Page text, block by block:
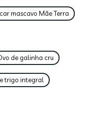
mascavo Mãe Terra
de galinha cru
trigo integral